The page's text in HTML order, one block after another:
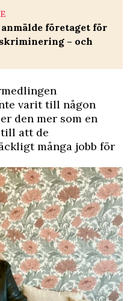
företaget för
– och
varit till någon
den mer som en
att de
många jobb för